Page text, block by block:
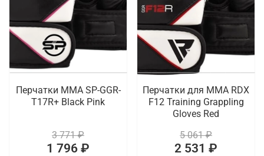
Перчатки MMA SP-GGR-
T17R+ Black Pink
3 771 ₽
1 796 ₽
Перчатки для MMA RDX
F12 Training Grappling
Gloves Red
5 061 ₽
2 531 ₽